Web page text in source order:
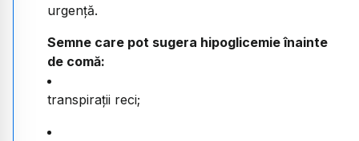
urgență.
Semne care pot sugera hipoglicemie înainte
de comă:
transpirații reci;